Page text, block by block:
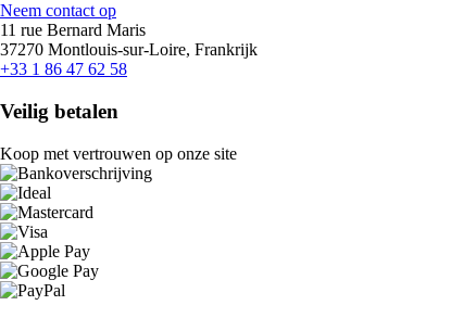
Neem contact op
11 rue Bernard Maris
37270 Montlouis-sur-Loire, Frankrijk
+33 1 86 47 62 58
Veilig betalen
Koop met vertrouwen op onze site